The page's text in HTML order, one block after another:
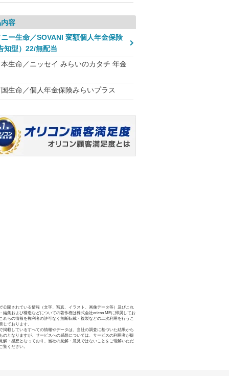
容
ニー生命／SOVANI 変額個人年金保険
知型）22/無配当
本生命／ニッセイ みらいのカタチ 年金
生命／個人年金保険みらいプラス
公開されている情報（文字、写真、イラスト、画像データ等）及びこれ
編集および構造などについての著作権は株式会社oricon MEに帰属してお
れらの情報を権利者の許可なく無断転載・複製などの二次利用を行うこ
じております。
掲載しているすべての情報やデータは、当社の調査に基づいた結果から
のとなりますが、サービスへの感想については、サービスの利用者が提
解・感想となっており、当社の見解・意見ではないことをご理解いただ
覧ください。